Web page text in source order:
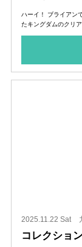
ハーイ！ ブライアン
たキングダムのクリ
2025.11.22 Sat
コレクショ